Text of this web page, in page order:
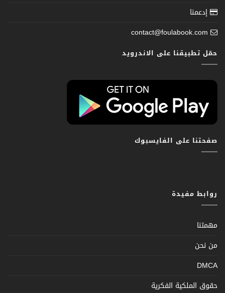
إدعمنا
contact@foulabook.com
حمّل تطبيقنا على الاندرويد
صفحتنا على الفايسبوك
روابط مفيدة
مهمتنا
من نحن
DMCA
حقوق الملكية الفكرية